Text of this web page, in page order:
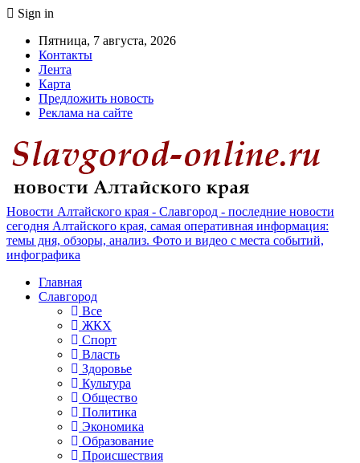
Sign in
Пятница, 7 августа, 2026
Контакты
Лента
Карта
Предложить новость
Реклама на сайте
Новости Алтайского края - Славгород - последние новости
сегодня Алтайского края, самая оперативная информация:
темы дня, обзоры, анализ. Фото и видео с места событий,
инфографика
Главная
Славгород
Все
ЖКХ
Спорт
Власть
Здоровье
Культура
Общество
Политика
Экономика
Образование
Происшествия